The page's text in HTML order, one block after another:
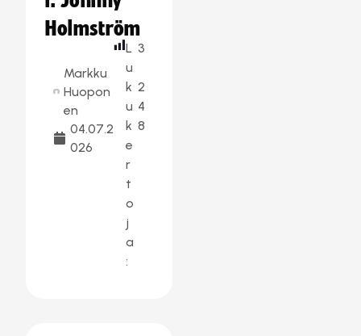
Holmström
Markku
Huopon
en
04.07.2
026
L
u
k
u
k
e
r
t
o
j
a
:
3
2
4
8